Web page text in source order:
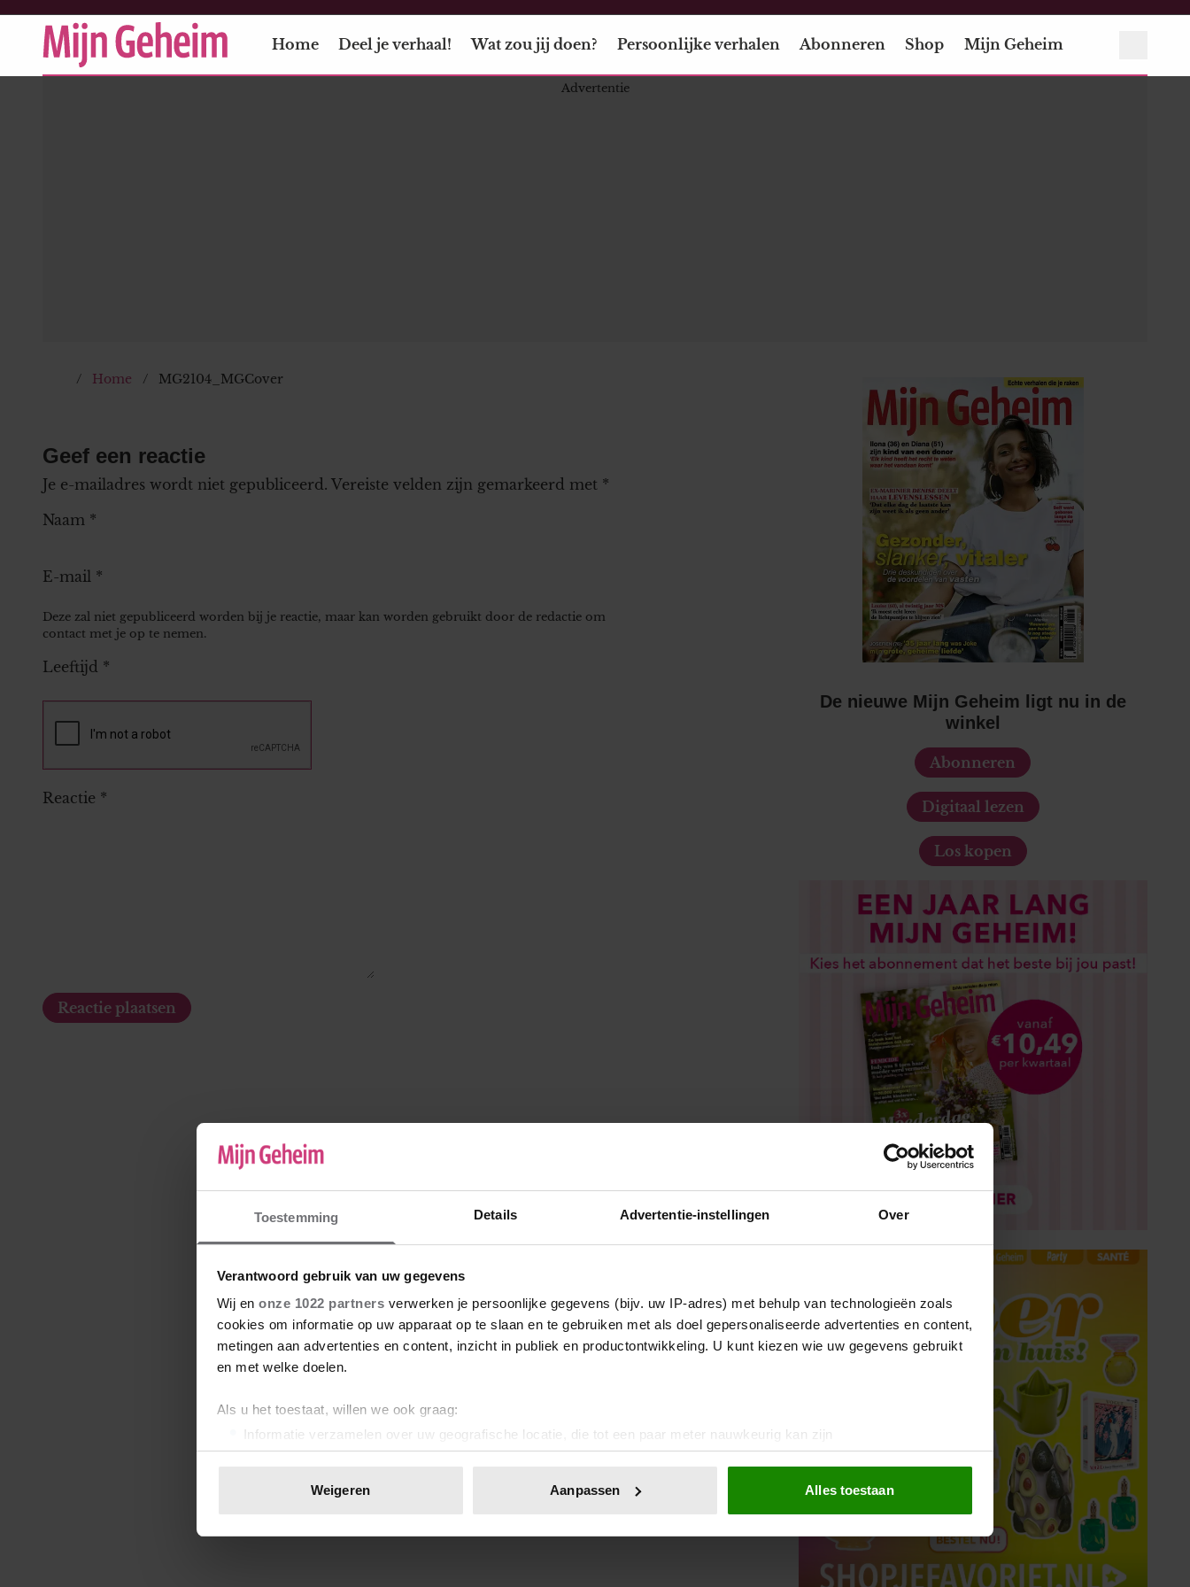
Toestemming Details Advertentie-instellingen Over
Verantwoord gebruik van uw gegevens
Wij en onze 1022 partners verwerken je persoonlijke gegevens (bijv. uw IP-adres) met behulp van technologieën zoals
cookies om informatie op uw apparaat op te slaan en te gebruiken met als doel gepersonaliseerde advertenties en content,
metingen aan advertenties en content, inzicht in publiek en productontwikkeling. U kunt kiezen wie uw gegevens gebruikt
en met welke doelen.
Als u het toestaat, willen we ook graag:
Informatie verzamelen over uw geografische locatie, die tot een paar meter nauwkeurig kan zijn
Uw apparaat identificeren door het actief te scannen op specifieke eigenschappen (fingerprinting)
toestemming op elk moment wijzigen of intrekken in de Cookieverklaring.
We gebruiken cookies om content en advertenties te personaliseren, om functies voor social media te bieden en om ons
websiteverkeer te analyseren. Ook delen we informatie over uw gebruik van onze site met onze partners voor social
Weigeren Aanpassen Alles toestaan
Home Deel je verhaal! Wat zou jij doen? Persoonlijke verhalen Abonneren Shop Mijn Geheim
Home MG2104_MGCover
Geef een reactie
Je e-mailadres wordt niet gepubliceerd. Vereiste velden zijn gemarkeerd met *
Naam *
E-mail *
Deze zal niet gepubliceerd worden bij je reactie, maar kan worden gebruikt door de redactie om
contact met je op te nemen.
Leeftijd *
Reactie *
De nieuwe Mijn Geheim ligt nu in de
winkel
Abonneren
Digitaal lezen
Los kopen